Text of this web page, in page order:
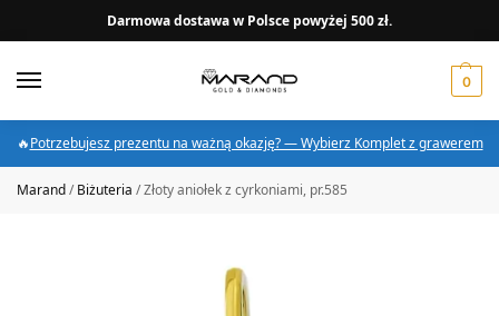
Darmowa dostawa w Polsce powyżej 500 zł.
0
🔥Potrzebujesz prezentu na ważną okazję? — Wybierz Komplet z grawerem
Marand/Biżuteria /Złoty aniołek z cyrkoniami, pr.585